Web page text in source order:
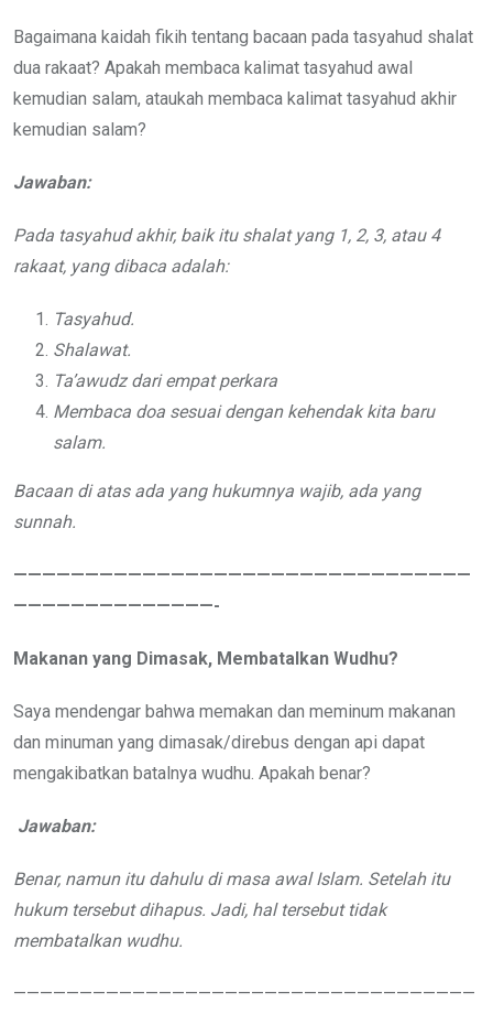
Bagaimana kaidah fikih tentang bacaan pada tasyahud shalat
dua rakaat? Apakah membaca kalimat tasyahud awal
kemudian salam, ataukah membaca kalimat tasyahud akhir
kemudian salam?
Jawaban:
Pada tasyahud akhir, baik itu shalat yang 1, 2, 3, atau 4
rakaat, yang dibaca adalah:
Tasyahud.
Shalawat.
Ta’awudz dari empat perkara
Membaca doa sesuai dengan kehendak kita baru
salam.
Bacaan di atas ada yang hukumnya wajib, ada yang
sunnah.
————————————————————————————————
——————————————-
Makanan yang Dimasak, Membatalkan Wudhu?
Saya mendengar bahwa memakan dan meminum makanan
dan minuman yang dimasak/direbus dengan api dapat
mengakibatkan batalnya wudhu. Apakah benar?
Jawaban:
Benar, namun itu dahulu di masa awal Islam. Setelah itu
hukum tersebut dihapus. Jadi, hal tersebut tidak
membatalkan wudhu.
———————————————————————————————————